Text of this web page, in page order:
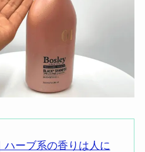
ハーブ系の香りは人に